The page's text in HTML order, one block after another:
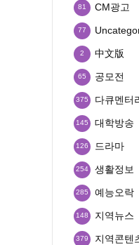
CM광고
81
77
中文版
2
공모전
65
다큐멘터
375
대학방송
145
드라마
126
생활정보
254
예능오락
285
지역뉴스
148
지역콘텐
379